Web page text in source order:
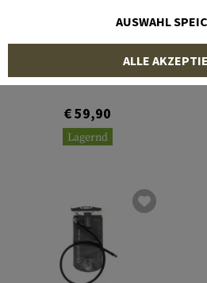
Pioneer 6L
€ 59,90
Lagernd
AUSWAHL
ALLE